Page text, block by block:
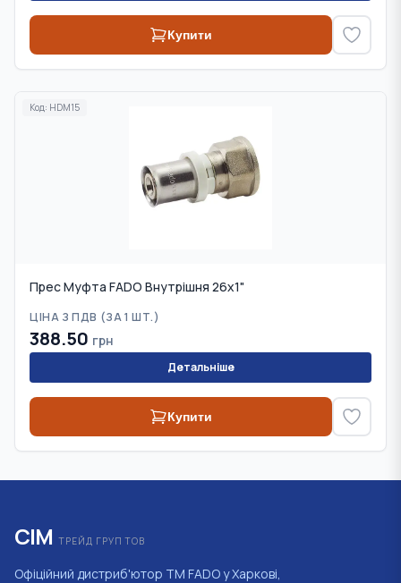
Купити
Код: HDM15
Прес Муфта FADO Внутрішня 26х1"
ЦІНА З ПДВ (ЗА 1 ШТ.)
388.50 грн
Детальніше
Купити
СІМ ТРЕЙД ГРУП ТОВ
Офіційний дистриб'ютор ТМ FADO у Харкові,